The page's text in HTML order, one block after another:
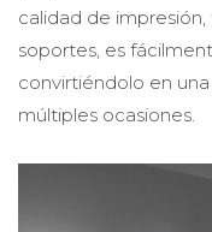
calidad de
soportes, es
convirtiéndolo en
múltiples ocasiones.